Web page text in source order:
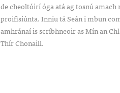
de cheoltóirí óga atá ag tosnú
proifisiúnta. Inniu tá Seán i mbun
amhránaí is scríbhneoir as Mín an
Thír Chonaill.